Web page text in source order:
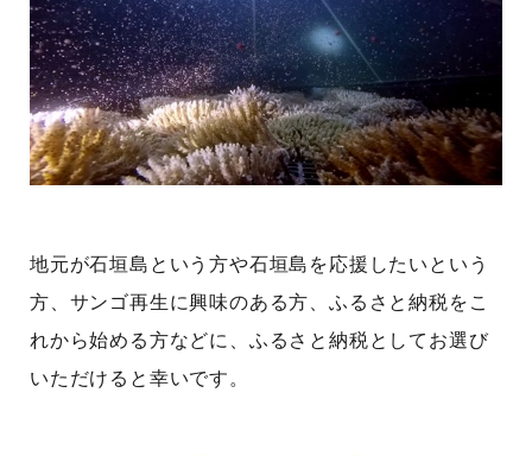
地元が石垣島という方や石垣島を応援したいという
方、サンゴ再生に興味のある方、ふるさと納税をこ
れから始める方などに、ふるさと納税としてお選び
いただけると幸いです。